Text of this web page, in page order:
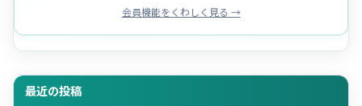
会員機能をくわしく見る →
最近の投稿